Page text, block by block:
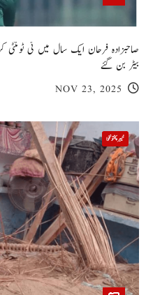
بیٹر بن گئے
NOV 23, 2025
خیبر پختونخوا